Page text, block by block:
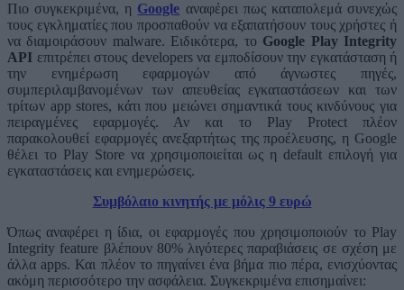
Πιο συγκεκριμένα, η Google αναφέρει πως καταπολεμά συνεχώς
τους εγκληματίες που προσπαθούν να εξαπατήσουν τους χρήστες ή
να διαμοιράσουν malware. Ειδικότερα, το Google Play Integrity
API επιτρέπει στους developers να εμποδίσουν την εγκατάσταση ή
την ενημέρωση εφαρμογών από άγνωστες πηγές,
συμπεριλαμβανομένων των απευθείας εγκαταστάσεων και των
τρίτων app stores, κάτι που μειώνει σημαντικά τους κινδύνους για
πειραγμένες εφαρμογές. Αν και το Play Protect πλέον
παρακολουθεί εφαρμογές ανεξαρτήτως της προέλευσης, η Google
θέλει το Play Store να χρησιμοποιείται ως η default επιλογή για
εγκαταστάσεις και ενημερώσεις.
Συμβόλαιο κινητής με μόλις 9 ευρώ
Όπως αναφέρει η ίδια, οι εφαρμογές που χρησιμοποιούν το Play
Integrity feature βλέπουν 80% λιγότερες παραβιάσεις σε σχέση με
άλλα apps. Και πλέον το πηγαίνει ένα βήμα πιο πέρα, ενισχύοντας
ακόμη περισσότερο την ασφάλεια. Συγκεκριμένα επισημαίνει: